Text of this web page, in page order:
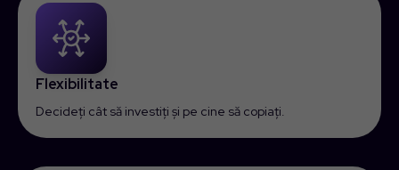
Flexibilitate
Decideți cât să investiți și pe cine să copiați.